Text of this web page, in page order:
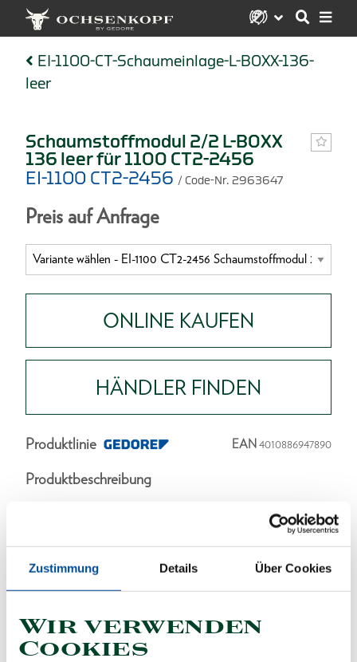
Zustimmung Details Über Cookies
Wir verwenden
Cookies
EI-1100-CT-Schaumeinlage-L-BOXX-136-
leer
Schaumstoffmodul 2/2 L-BOXX
136 leer für 1100 CT2-2456
EI-1100 CT2-2456 / Code-Nr. 2963647
Preis auf Anfrage
ONLINE KAUFEN
HÄNDLER FINDEN
Produktlinie EAN4010886947890
Produktbeschreibung
Lieferumfang
Technische Eigenschaften